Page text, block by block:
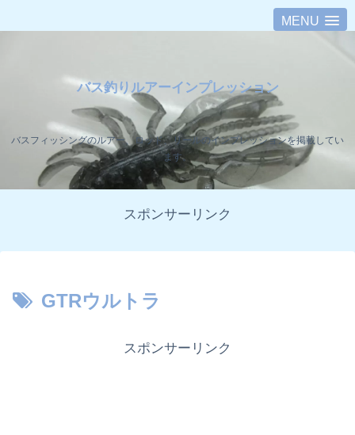
MENU
バス釣りルアーインプレッション
バスフィッシングのルアー、ロッド、リールのインプレッションを掲載してい
ます。
スポンサーリンク
GTRウルトラ
スポンサーリンク